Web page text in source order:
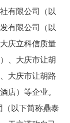
有限公司（以
有限公司（以
庆立科信质量
、大庆市让胡
大庆市让胡路
店）等企业。
（以下简称鼎泰